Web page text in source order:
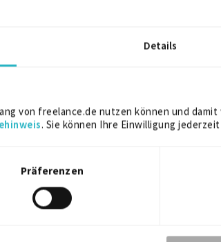
Details
von freelance.de nutzen können und
. Sie können Ihre Einwilligung
Präferenzen
others.
with large IT companies, Brazilian